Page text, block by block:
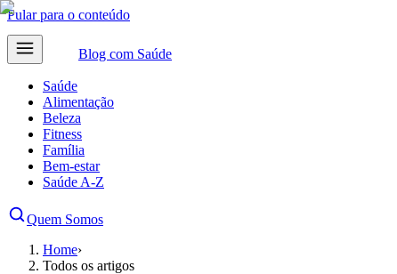
Pular para o conteúdo
Blog com Saúde
Saúde
Alimentação
Beleza
Fitness
Família
Bem-estar
Saúde A-Z
Quem Somos
Home›
Todos os artigos